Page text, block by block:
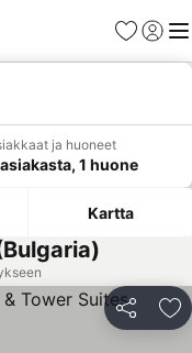
Suosikit
ja huoneet
1 huone
Kartta
Jaa